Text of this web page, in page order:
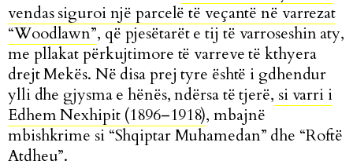
vendas siguroi një parcelë të veçantë në varrezat
“Woodlawn”, që pjesëtarët e tij të varroseshin aty,
me pllakat përkujtimore të varreve të kthyera
drejt Mekës. Në disa prej tyre është i gdhendur
ylli dhe gjysma e hënës, ndërsa të tjerë, si varri i
Edhem Nexhipit (1896–1918), mbajnë
mbishkrime si “Shqiptar Muhamedan” dhe “Roftë
Atdheu”.